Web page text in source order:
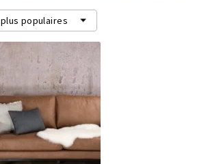
populaires
Les plus populaires
Les plus récents
les plus bas (m²)
les plus élevés (m²)